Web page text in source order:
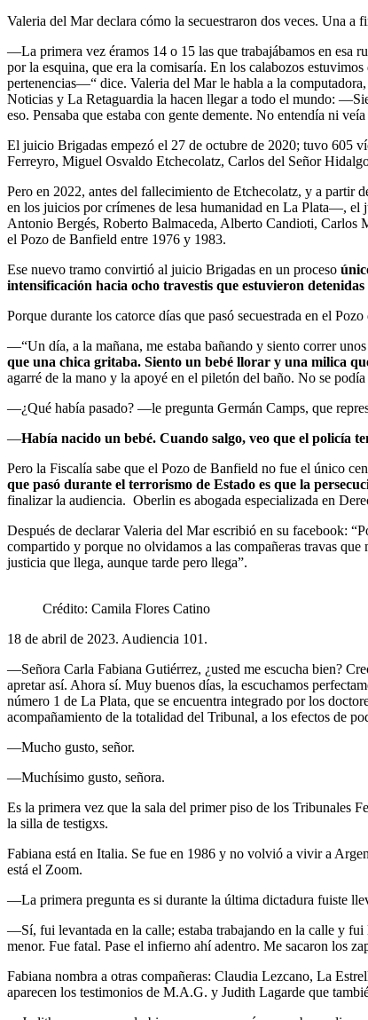
Valeria del Mar declara cómo la secuestraron dos veces. Una a
—La primera vez éramos 14 o 15 las que trabajábamos en esa
por la esquina, que era la comisaría. En los calabozos
pertenencias—“ dice. Valeria del Mar le habla a la
Noticias y La Retaguardia la hacen llegar a todo el mundo:
eso. Pensaba que estaba con gente demente. No entendía ni
El juicio Brigadas empezó el 27 de octubre de 2020; tuvo 605
Ferreyro, Miguel Osvaldo Etchecolatz, Carlos del Señor
Pero en 2022, antes del fallecimiento de Etchecolatz, y a
en los juicios por crímenes de lesa humanidad en La Plata—, el
Antonio Bergés, Roberto Balmaceda, Alberto Candioti, Carlos
el Pozo de Banfield entre 1976 y 1983.
Ese nuevo tramo convirtió al juicio Brigadas en un proceso
intensificación hacia ocho travestis que estuvieron
Porque durante los catorce días que pasó secuestrada en el
—“Un día, a la mañana, me estaba bañando y siento correr
que una chica gritaba. Siento un bebé llorar y una milica
agarré de la mano y la apoyé en el piletón del baño. No se
—¿Qué había pasado? —le pregunta Germán Camps, que
—Había nacido un bebé. Cuando salgo, veo que el policía
Pero la Fiscalía sabe que el Pozo de Banfield no fue el único
que pasó durante el terrorismo de Estado es que la
finalizar la audiencia. Oberlin es abogada especializada en
Después de declarar Valeria del Mar escribió en su facebook:
compartido y porque no olvidamos a las compañeras travas
justicia que llega, aunque tarde pero llega”.
Crédito: Camila Flores Catino
18 de abril de 2023. Audiencia 101.
—Señora Carla Fabiana Gutiérrez, ¿usted me escucha bien?
apretar así. Ahora sí. Muy buenos días, la escuchamos
número 1 de La Plata, que se encuentra integrado por los
acompañamiento de la totalidad del Tribunal, a los efectos de
—Mucho gusto, señor.
—Muchísimo gusto, señora.
Es la primera vez que la sala del primer piso de los Tribunales
la silla de testigxs.
Fabiana está en Italia. Se fue en 1986 y no volvió a vivir a
está el Zoom.
—La primera pregunta es si durante la última dictadura fuiste
—Sí, fui levantada en la calle; estaba trabajando en la calle y
menor. Fue fatal. Pase el infierno ahí adentro. Me sacaron los
Fabiana nombra a otras compañeras: Claudia Lezcano, La
aparecen los testimonios de M.A.G. y Judith Lagarde que